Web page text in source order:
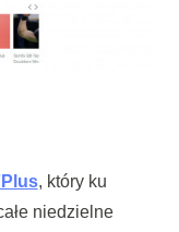
, który ku
niedzielne